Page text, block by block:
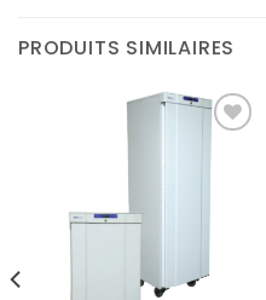
PRODUITS SIMILAIRES